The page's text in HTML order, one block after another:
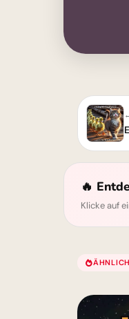
🔥
Klicke auf